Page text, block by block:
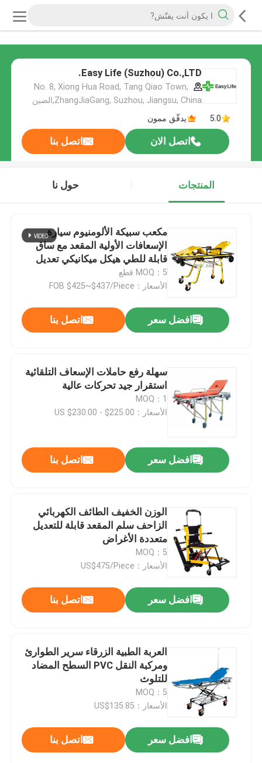
Easy Life (Suzhou) Co.,LTD.
No. 8, Xiong Hua Road, Tang Qiao Town,
ZhangJiaGang, Suzhou, Jiangsu, China,الصين
5.0
يدقّق ممون
اتصل الان اتصل بنا
المنتجات حول نا
مكعب سبيكة الألومنيوم سيارة
الإسعافات الأولية المقعد مع ساق
قابلة للطي هيكل ميكانيكي تعديل
الارتفاع تعديل ساق وظهر
MOQ：5 قطع
الأسعار：FOB $425~$437/Piece
افضل سعر اتصل بنا
سهلة رفع حاملات الإسعاف التلقائية
استقرار جيد تحركات عالية
MOQ：1
الأسعار：US $230.00 - $225.00
افضل سعر اتصل بنا
الوزن الخفيف الطائف الكهربائي
الزاحف سلم المقعد قابلة للتعديل
متعددة الأغراض
MOQ：5
الأسعار：US$475/Piece
افضل سعر اتصل بنا
العربة الطبية الزرقاء سرير الطوارئ
ومركبة النقل PVC السطح المضاد
للتلوث
MOQ：5
الأسعار：US$135.85
افضل سعر اتصل بنا